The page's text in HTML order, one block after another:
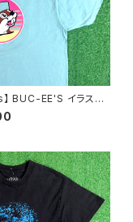
】 BUC-EE'S イラスト
バッキーズ ティーシャ
古着 2274